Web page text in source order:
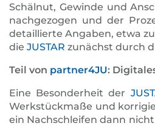
Schälnut, Gewinde und
nachgezogen und der
detaillierte Angaben, etwa
die JUSTAR zunächst durch
Teil von partner4JU:
Eine Besonderheit der
Werkstückmaße und
ein Nachschleifen dann